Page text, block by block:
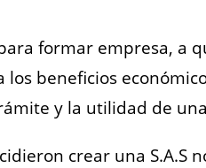
formar empresa, a
beneficios
y la utilidad de
crear una S.A.S